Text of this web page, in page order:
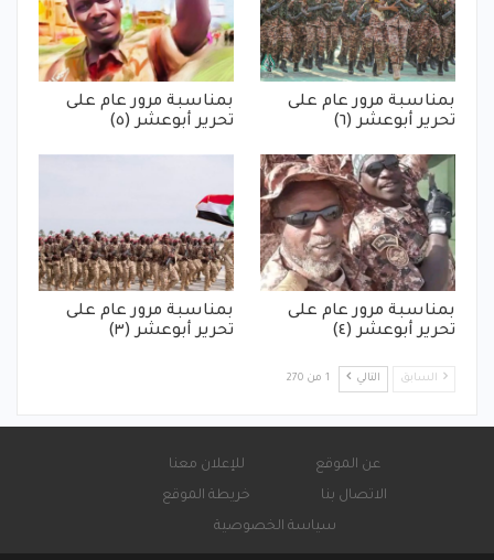
بمناسبة مرور عام على
تحرير أبوعشر (٦)
بمناسبة مرور عام على
تحرير أبوعشر (٥)
بمناسبة مرور عام على
تحرير أبوعشر (٤)
بمناسبة مرور عام على
تحرير أبوعشر (٣)
السابق التالي 1 من 270
عن الموقع
للإعلان معنا
الاتصال بنا
خريطة الموقع
سياسة الخصوصية